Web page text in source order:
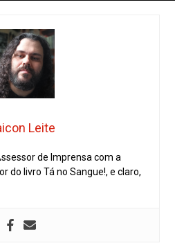
Leite
de Imprensa com a
do livro Tá no Sangue!, e claro,